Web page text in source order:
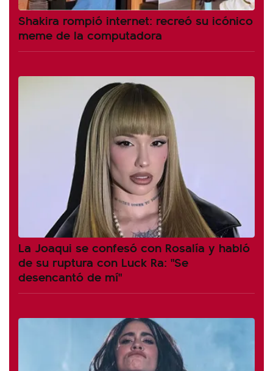
Shakira rompió internet: recreó su icónico
meme de la computadora
La Joaqui se confesó con Rosalía y habló
de su ruptura con Luck Ra: "Se
desencantó de mí"